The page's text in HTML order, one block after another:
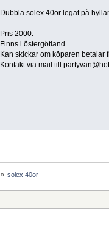
Dubbla solex 40or legat på
Pris 2000:-
Finns i östergötland
Kan skickar om köparen betalar
Kontakt via mail till
» solex 40or